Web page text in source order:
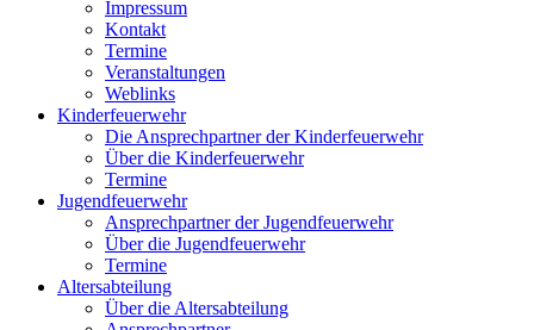
Impressum
Kontakt
Termine
Veranstaltungen
Weblinks
Kinderfeuerwehr
Die Ansprechpartner der Kinderfeuerwehr
Über die Kinderfeuerwehr
Termine
Jugendfeuerwehr
Ansprechpartner der Jugendfeuerwehr
Über die Jugendfeuerwehr
Termine
Altersabteilung
Über die Altersabteilung